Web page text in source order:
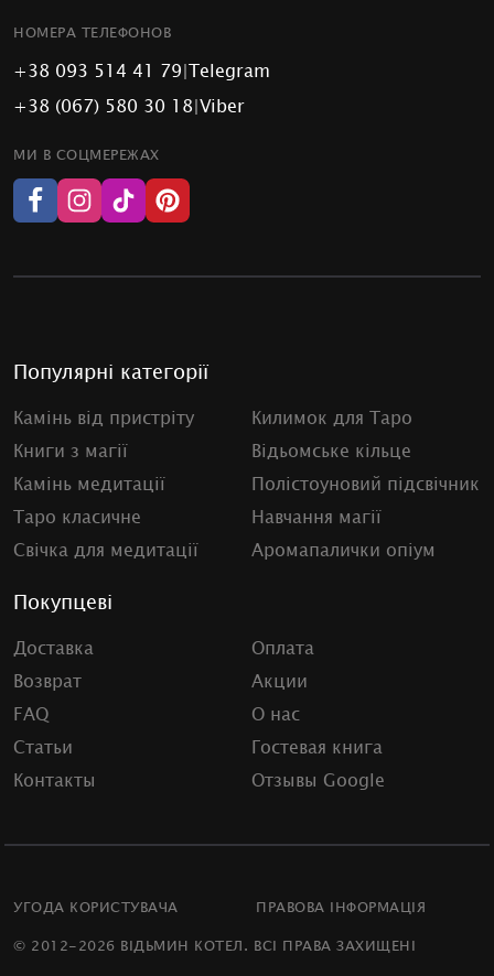
НОМЕРА ТЕЛЕФОНОВ
+38 093 514 41 79|Telegram
+38 (067) 580 30 18|Viber
МИ В СОЦМЕРЕЖАХ
Популярні категорії
Камінь від пристріту
Килимок для Таро
Книги з магії
Відьомське кільце
Камінь медитації
Полістоуновий підсвічник
Таро класичне
Навчання магії
Свічка для медитації
Аромапалички опіум
Покупцеві
Доставка
Оплата
Возврат
Акции
FAQ
О нас
Статьи
Гостевая книга
Контакты
Отзывы Google
УГОДА КОРИСТУВАЧА ПРАВОВА ІНФОРМАЦІЯ
© 2012-2026 ВІДЬМИН КОТЕЛ. ВСІ ПРАВА ЗАХИЩЕНІ